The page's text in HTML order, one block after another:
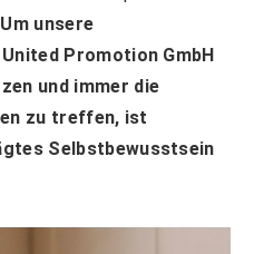
Um unsere
Promotion GmbH
und immer die
zu treffen, ist
Selbstbewusstsein